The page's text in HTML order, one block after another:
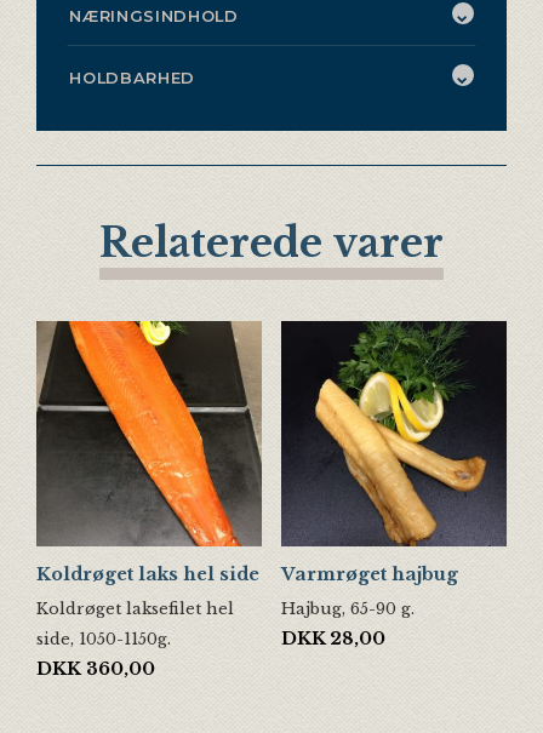
NÆRINGSINDHOLD
HOLDBARHED
Relaterede varer
Koldrøget laks hel side
Koldrøget laksefilet hel
side, 1050-1150g.
DKK 360,00
Varmrøget hajbug
Hajbug, 65-90 g.
DKK 28,00